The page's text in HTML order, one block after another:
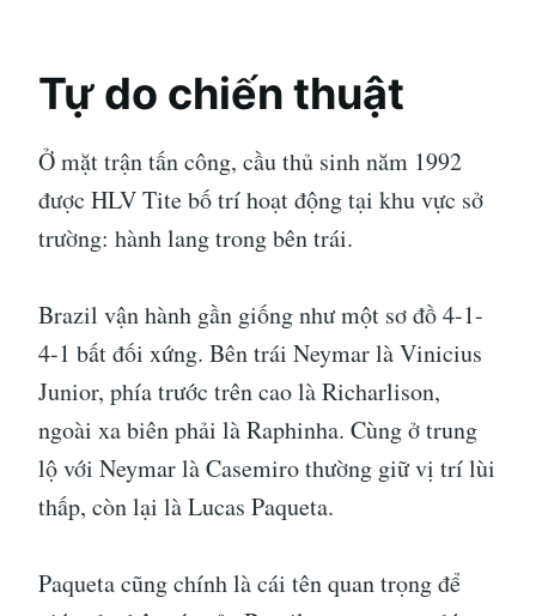
Tự do chiến thuật
Ở mặt trận tấn công, cầu thủ sinh năm 1992
được HLV Tite bố trí hoạt động tại khu vực sở
trường: hành lang trong bên trái.
Brazil vận hành gần giống như một sơ đồ 4-1-
4-1 bất đối xứng. Bên trái Neymar là Vinicius
Junior, phía trước trên cao là Richarlison,
ngoài xa biên phải là Raphinha. Cùng ở trung
lộ với Neymar là Casemiro thường giữ vị trí lùi
thấp, còn lại là Lucas Paqueta.
Paqueta cũng chính là cái tên quan trọng để